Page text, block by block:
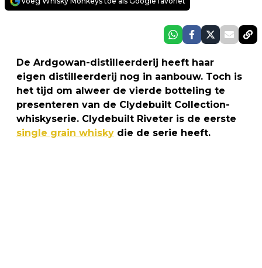
De Ardgowan-distilleerderij heeft haar
eigen distilleerderij nog in aanbouw. Toch is
het tijd om alweer de vierde botteling te
presenteren van de Clydebuilt Collection-
whiskyserie. Clydebuilt Riveter is de eerste
single grain whisky die de serie heeft.